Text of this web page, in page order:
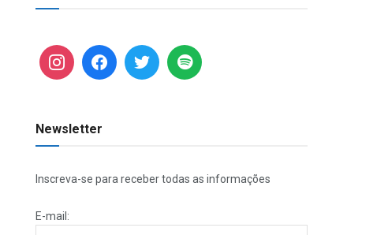
Newsletter
Inscreva-se para receber todas as informações
E-mail: